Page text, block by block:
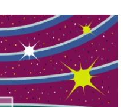
- il modello più